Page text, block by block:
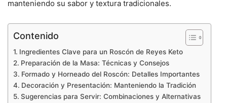
manteniendo su sabor y textura tradicionales.
Contenido
Ingredientes Clave para un Roscón de Reyes Keto
Preparación de la Masa: Técnicas y Consejos
Formado y Horneado del Roscón: Detalles Importantes
Decoración y Presentación: Manteniendo la Tradición
Sugerencias para Servir: Combinaciones y Alternativas